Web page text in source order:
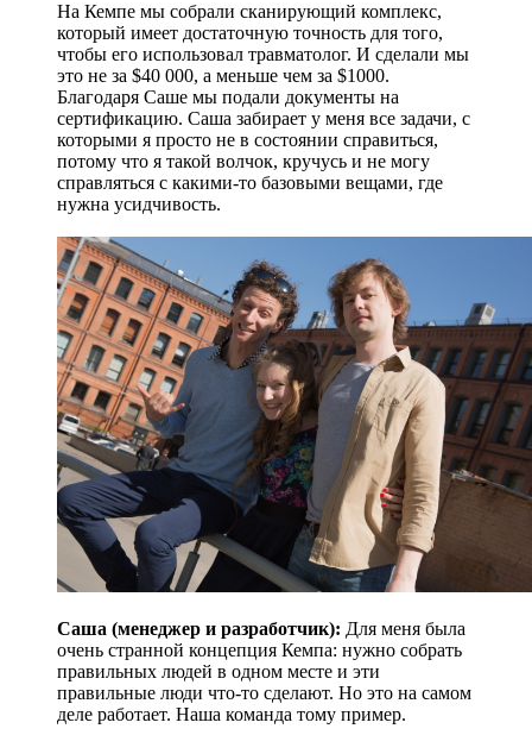
На Кемпе мы собрали сканирующий комплекс,
который имеет достаточную точность для того,
чтобы его использовал травматолог. И сделали мы
это не за $40 000, а меньше чем за $1000.
Благодаря Саше мы подали документы на
сертификацию. Саша забирает у меня все задачи, с
которыми я просто не в состоянии справиться,
потому что я такой волчок, кручусь и не могу
справляться с какими-то базовыми вещами, где
нужна усидчивость.
Саша (менеджер и разработчик): Для меня была
очень странной концепция Кемпа: нужно собрать
правильных людей в одном месте и эти
правильные люди что-то сделают. Но это на самом
деле работает. Наша команда тому пример.